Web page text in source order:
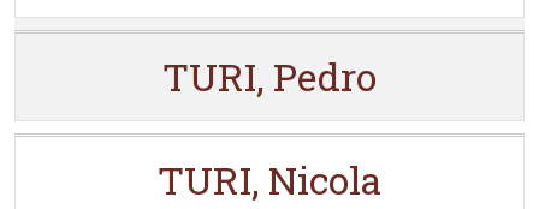
TURI, Pedro
TURI, Nicola